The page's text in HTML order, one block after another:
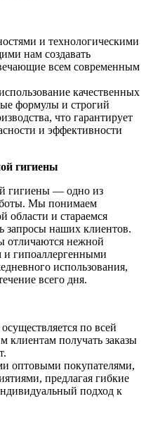
и технологическими
нам создавать
всем современным
качественных
формулы и строгий
что гарантирует
и эффективности
гигиены
гигиены — одно из
Мы понимаем
области и стараемся
запросы наших клиентов.
отличаются нежной
и гипоаллергенными
использования,
всего дня.
по всей
клиентам получать заказы
оптовыми покупателями,
предлагая гибкие
подход к